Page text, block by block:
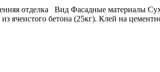
отделка Вид Фасадные материалы
ячеистого бетона (25кг). Клей на